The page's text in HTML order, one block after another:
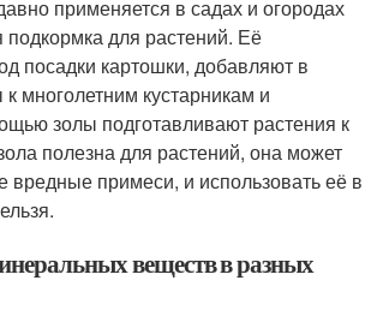
применяется в садах и огородах
подкормка для растений. Её
посадки картошки, добавляют в
многолетним кустарникам и
золы подготавливают растения к
полезна для растений, она может
вредные примеси, и использовать её в
веществ в разных